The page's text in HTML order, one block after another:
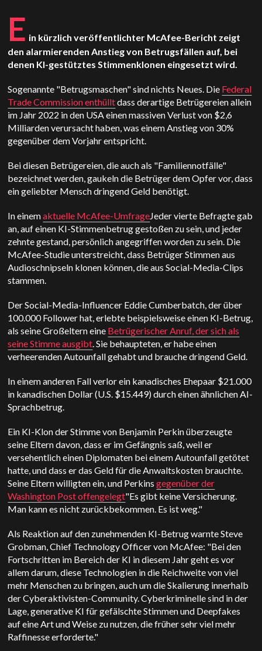
E in kürzlich veröffentlichter McAfee-Bericht zeigt
den alarmierenden Anstieg von Betrugsfällen auf, bei
denen KI-gestütztes Stimmenklonen eingesetzt wird.
Sogenannte "Betrugsmaschen" sind nichts Neues. Die Federal
Trade Commission enthülltdass derartige Betrügereien allein
im Jahr 2022 in den USA einen massiven Verlust von $2,6
Milliarden verursacht haben, was einem Anstieg von 30%
gegenüber dem Vorjahr entspricht.
Bei diesen Betrügereien, die auch als "Familiennotfälle"
bezeichnet werden, gaukeln die Betrüger dem Opfer vor, dass
ein geliebter Mensch dringend Geld benötigt.
In einemaktuelle McAfee-UmfrageJeder vierte Befragte gab
an, auf einen KI-Stimmenbetrug gestoßen zu sein, und jeder
zehnte gestand, persönlich angegriffen worden zu sein. Die
McAfee-Studie unterstreicht, dass Betrüger Stimmen aus
Audioschnipseln klonen können, die aus Social-Media-Clips
stammen.
Der Social-Media-Influencer Eddie Cumberbatch, der über
100.000 Follower hat, erlebte beispielsweise einen KI-Betrug,
als seine Großeltern eine Betrügerischer Anruf, der sich als
seine Stimme ausgibt. Sie behaupteten, er habe einen
verheerenden Autounfall gehabt und brauche dringend Geld.
In einem anderen Fall verlor ein kanadisches Ehepaar $21.000
in kanadischen Dollar (U.S. $15.449) durch einen ähnlichen AI-
Sprachbetrug.
Ein KI-Klon der Stimme von Benjamin Perkin überzeugte
seine Eltern davon, dass er im Gefängnis saß, weil er
versehentlich einen Diplomaten bei einem Autounfall getötet
hatte, und dass er das Geld für die Anwaltskosten brauchte.
Seine Eltern willigten ein, und Perkinsgegenüber der
Washington Post offengelegt"Es gibt keine Versicherung.
Man kann es nicht zurückbekommen. Es ist weg."
Als Reaktion auf den zunehmenden KI-Betrug warnte Steve
Grobman, Chief Technology Officer von McAfee: "Bei den
Fortschritten im Bereich der KI in diesem Jahr geht es vor
allem darum, diese Technologien in die Reichweite von viel
mehr Menschen zu bringen, auch um die Skalierung innerhalb
der Cyberaktivisten-Community. Cyberkriminelle sind in der
Lage, generative KI für gefälschte Stimmen und Deepfakes
auf eine Art und Weise zu nutzen, die früher sehr viel mehr
Raffinesse erforderte."